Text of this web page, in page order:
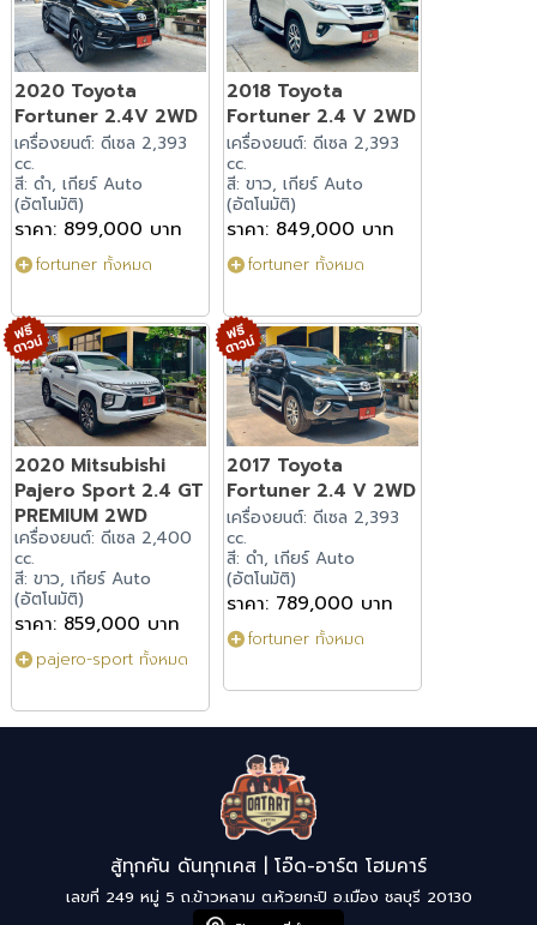
2020 Toyota
Fortuner 2.4V 2WD
เครื่องยนต์: ดีเซล 2,393
cc.
สี: ดำ, เกียร์ Auto
(อัตโนมัติ)
ราคา: 899,000 บาท
fortuner ทั้งหมด
2018 Toyota
Fortuner 2.4 V 2WD
เครื่องยนต์: ดีเซล 2,393
cc.
สี: ขาว, เกียร์ Auto
(อัตโนมัติ)
ราคา: 849,000 บาท
fortuner ทั้งหมด
2020 Mitsubishi
Pajero Sport 2.4 GT
PREMIUM 2WD
เครื่องยนต์: ดีเซล 2,400
cc.
สี: ขาว, เกียร์ Auto
(อัตโนมัติ)
ราคา: 859,000 บาท
pajero-sport ทั้งหมด
2017 Toyota
Fortuner 2.4 V 2WD
เครื่องยนต์: ดีเซล 2,393
cc.
สี: ดำ, เกียร์ Auto
(อัตโนมัติ)
ราคา: 789,000 บาท
fortuner ทั้งหมด
สู้ทุกคัน ดันทุกเคส | โอ๊ด-อาร์ต โฮมคาร์
เลขที่ 249 หมู่ 5 ถ.ข้าวหลาม ต.ห้วยกะปิ อ.เมือง ชลบุรี 20130